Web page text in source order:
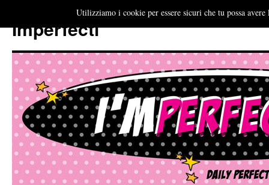
Imperfecti
Utilizziamo i cookie per essere sicuri che tu possa